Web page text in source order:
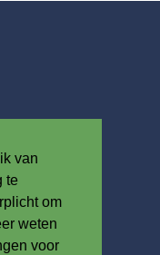
van
te
om
weten
voor